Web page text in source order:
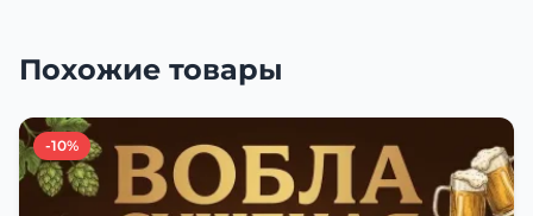
Похожие товары
-10%